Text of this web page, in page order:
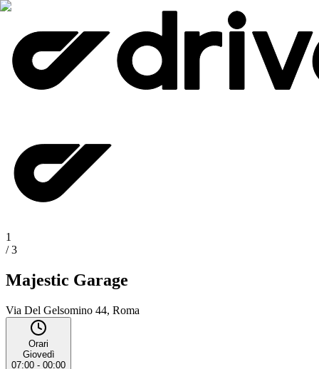
1
/3
Majestic Garage
Via Del Gelsomino 44, Roma
Orari
Giovedì
07:00 - 00:00